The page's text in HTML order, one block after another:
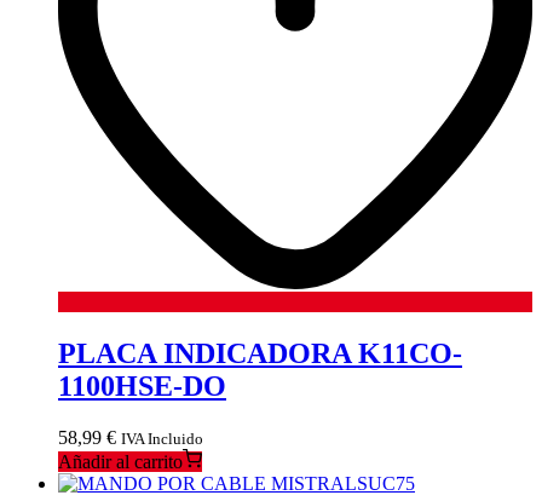
PLACA INDICADORA K11CO-
1100HSE-DO
58,99 € IVA Incluido
Añadir al carrito